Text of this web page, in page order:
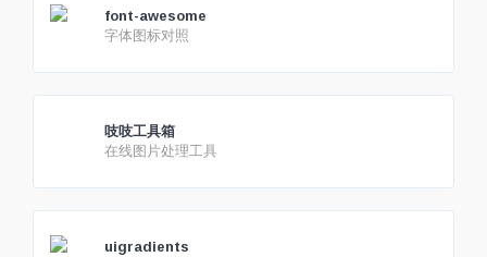
font-awesome
字体图标对照
吱吱工具箱
在线图片处理工具
uigradients